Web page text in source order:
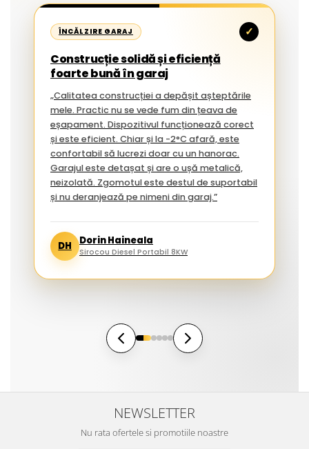
ÎNCĂLZIRE GARAJ ✓
Construcție solidă și eficiență
foarte bună în garaj
„Calitatea construcției a depășit așteptările
mele. Practic nu se vede fum din țeava de
eșapament. Dispozitivul funcționează corect
și este eficient. Chiar și la -2°C afară, este
confortabil să lucrezi doar cu un hanorac.
Garajul este detașat și are o ușă metalică,
neizolată. Zgomotul este destul de suportabil
și nu deranjează pe nimeni din garaj.”
DH Dorin Haineala
Sirocou Diesel Portabil 8KW
NEWSLETTER
Nu rata ofertele si promotiile noastre